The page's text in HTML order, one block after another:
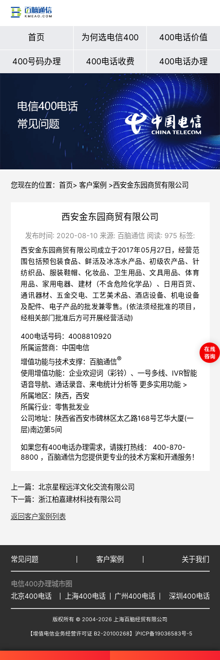
首页 为何选电信400 400电话价值
400号码办理 400电话收费 400电话办理
您现在的位置： 首页> 客户案例 >西安金东园商贸有限公司
西安金东园商贸有限公司
发布时间: 2020-08-10 来源: 百脑通信 阅读: 975 标签:
西安金东园商贸有限公司成立于2017年05月27日，经营范
围包括预包装食品、鲜活及冰冻水产品、初级农产品、针
纺织品、服装鞋帽、化妆品、卫生用品、文具用品、体育
用品、家用电器、建材（不含危险化学品）、日用百货、
通讯器材、五金交电、工艺美术品、酒店设备、机电设备
及配件、电子产品的批发兼零售。(依法须经批准的项目，
经相关部门批准后方可开展经营活动)
400电话号码：4008810920
所属运营商：中国电信
增值功能与技术支撑：百脑通信®
使用增值功能：企业欢迎词（彩铃）、一号多线、IVR智能
语音导航、通话录音、来电统计分析等 更多实用功能 >
所属地区：陕西，西安
所属行业：零售批发业
公司地址：陕西省西安市碑林区太乙路168号艺华大厦(一
层)南边第5间
如果您有400电话办理需求，请拨打热线： 400-870-
8800 ， 百脑通信为您提供更专业的技术方案和开通服务！
上一篇： 北京星程远洋文化交流有限公司
下一篇： 浙江柏嘉建材科技有限公司
返回客户案例列表
常见问题 客户案例 关于我们
电信400办理城市圈
北京400电话
上海400电话 广州400电话 深圳400电话
版权所有 © 2004-2026 上海百脑经贸有限公司
【增值电信业务经营许可证 B2-20100268】 沪ICP备19036583号-5